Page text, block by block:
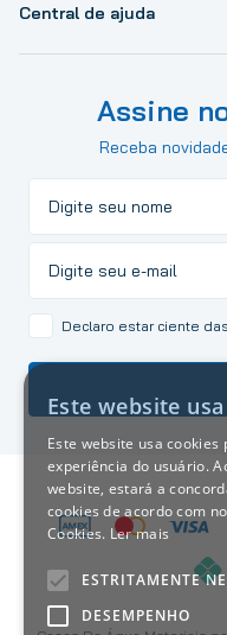
Central de ajuda
Assine
Receba
Declaro estar ciente das
Este website
Este website usa
experiência do usuário.
website, estará a
cookies de acordo com
Cookies. Ler mais
ESTRITAMENTE
DESEMPENHO